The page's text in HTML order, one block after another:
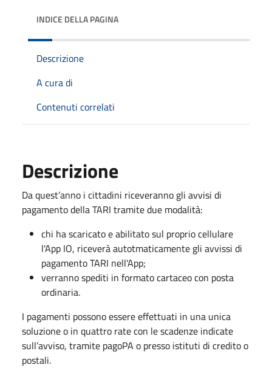
INDICE DELLA PAGINA
Descrizione
A cura di
Contenuti correlati
Descrizione
Da quest’anno i cittadini riceveranno gli avvisi di
pagamento della TARI tramite due modalità:
chi ha scaricato e abilitato sul proprio cellulare
l'App IO, riceverà autotmaticamente gli avvissi di
pagamento TARI nell'App;
verranno spediti in formato cartaceo con posta
ordinaria.
I pagamenti possono essere effettuati in una unica
soluzione o in quattro rate con le scadenze indicate
sull’avviso, tramite pagoPA o presso istituti di credito o
postali.